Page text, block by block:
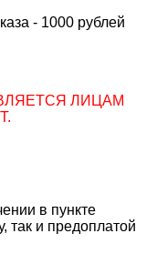
- 1000 рублей
ЛИЦАМ
в пункте
так и предоплатой